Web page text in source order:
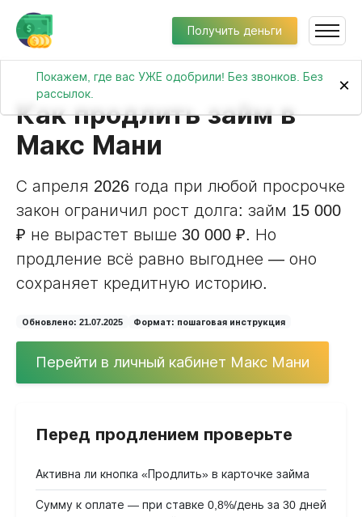
Получить деньги
Покажем, где вас УЖЕ одобрили! Без звонков. Без
рассылок.
×
Как продлить займ в
Макс Мани
С апреля 2026 года при любой просрочке
закон ограничил рост долга: займ 15 000
₽ не вырастет выше 30 000 ₽. Но
продление всё равно выгоднее — оно
сохраняет кредитную историю.
Обновлено: 21.07.2025 Формат: пошаговая инструкция
Перейти в личный кабинет Макс Мани
Перед продлением проверьте
Активна ли кнопка «Продлить» в карточке займа
Сумму к оплате — при ставке 0,8%/день за 30 дней